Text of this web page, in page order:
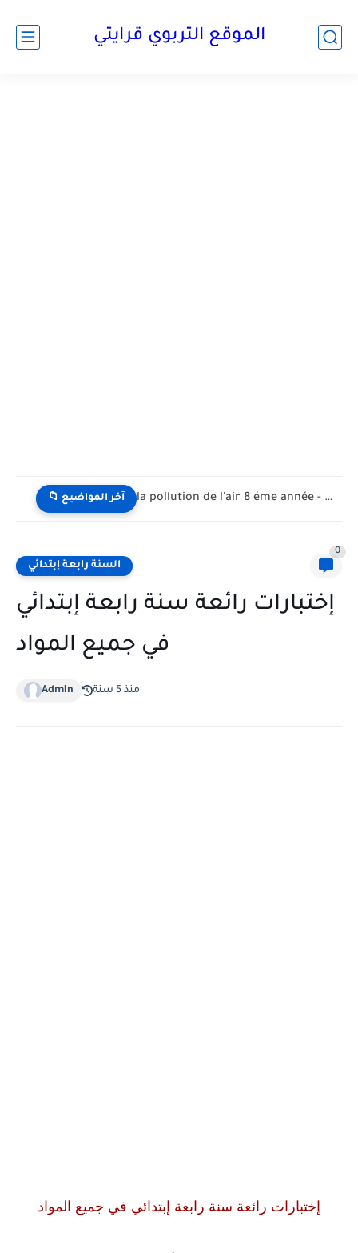
الموقع التربوي قرايتي
📁 آخر المواضيع la pollution de l'air 8 éme année - تلوث الهواء...
السنة رابعة إبتدائي
0
إختبارات رائعة سنة رابعة إبتدائي
في جميع المواد
Admin منذ 5 سنة
إختبارات رائعة سنة رابعة إبتدائي في جميع المواد